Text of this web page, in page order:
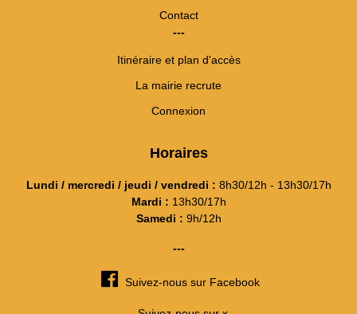
Contact
---
Itinéraire et plan d'accès
La mairie recrute
Connexion
Horaires
Lundi / mercredi / jeudi / vendredi : 8h30/12h - 13h30/17h
Mardi : 13h30/17h
Samedi : 9h/12h
---
Suivez-nous sur Facebook